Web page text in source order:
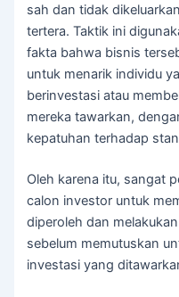
sah dan tidak
tertera. Taktik ini
fakta bahwa bisnis
untuk menarik individu
berinvestasi atau
mereka tawarkan,
kepatuhan terhadap
Oleh karena itu, sangat
calon investor untuk
diperoleh dan
sebelum memutuskan
investasi yang